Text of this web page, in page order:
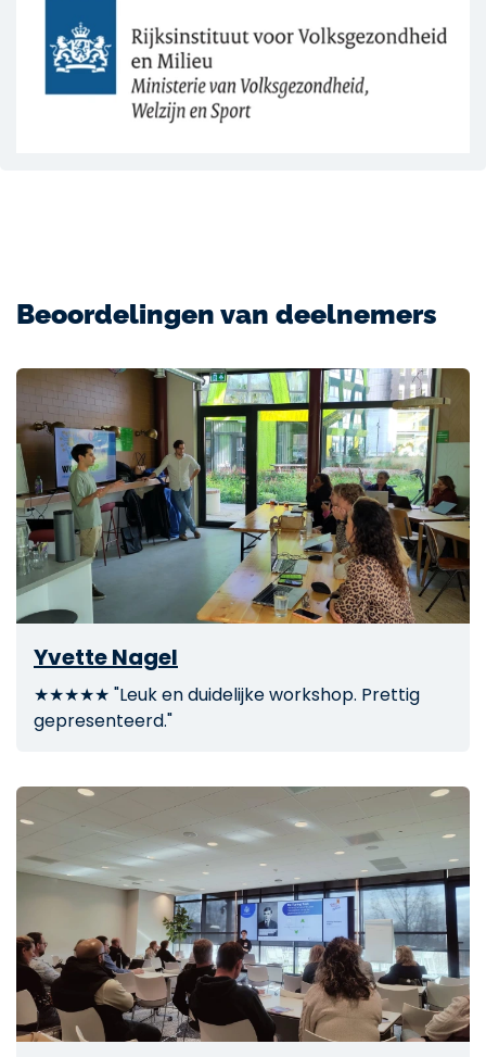
Beoordelingen van deelnemers
Yvette Nagel
★★★★★ "Leuk en duidelijke workshop. Prettig
gepresenteerd."